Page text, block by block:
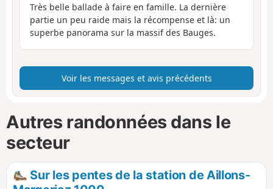
Très belle ballade à faire en famille. La dernière
partie un peu raide mais la récompense et là: un
superbe panorama sur la massif des Bauges.
Voir les messages et avis précédents
Autres randonnées dans le
secteur
Sur les pentes de la station de Aillons-